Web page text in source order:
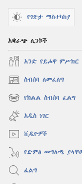
የገጽታ ማስተካከያ
አቋራጭ ሊንኮች
አንድ የይሖዋ ምሥክር
ስብሰባ ለመፈለግ
(አዲስ
ዊንዶው
ክፈት)
የክልል ስብሰባ ፈልግ
(አዲስ
ዊንዶው
ክፈት)
አዲስ ነገር
ቪዲዮዎች
የድምፅ መግለጫ
ፈልግ